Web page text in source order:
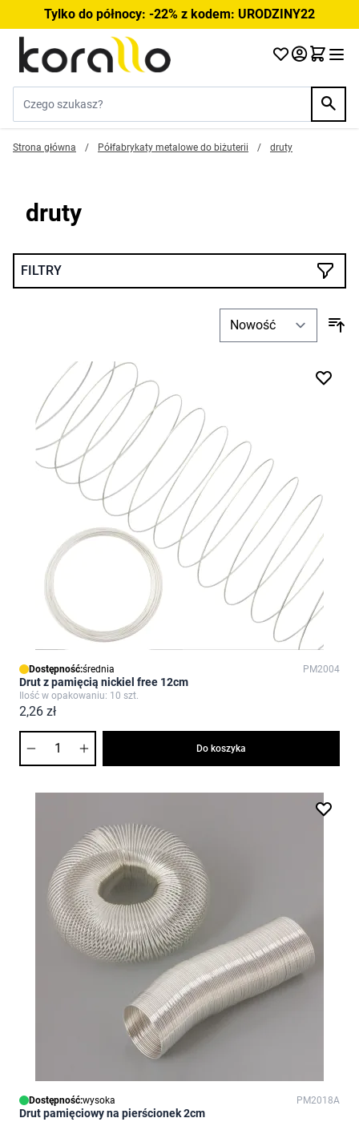
Przejdź do treściTylko do północy: -22% z kodem: URODZINY22
Strona główna / Półfabrykaty metalowe do biżuterii / druty
druty
FILTRY
Dostępność:średnia PM2004
Drut z pamięcią nickiel free 12cm
Ilość w opakowaniu: 10 szt.
2,26 zł
Do koszyka
Dostępność:wysoka PM2018A
Drut pamięciowy na pierścionek 2cm